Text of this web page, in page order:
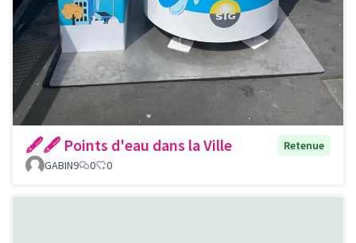
🖋🖋 Points d'eau dans la Ville
Retenue
GABIN9
0 0